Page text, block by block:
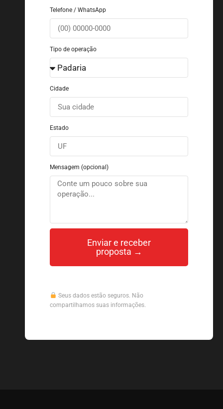
Telefone / WhatsApp
Tipo de operação
Cidade
Estado
Mensagem (opcional)
Enviar e receber
proposta →
Seus dados estão seguros. Não
compartilhamos suas informações.